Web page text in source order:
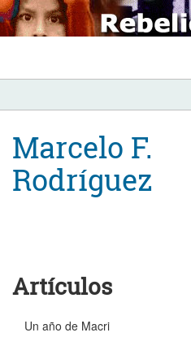
Skip
to
content
Marcelo F.
Rodríguez
Artículos
Un año de Macri